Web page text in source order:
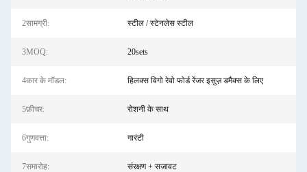
2सामग्री: स्टील / स्टेनलेस स्टील
3MOQ: 20sets
4कार के मॉडल: हिलक्स विगो रेवो फोर्ड रेंजर इसुज़ डमैक्स के लिए
5फ़ीचर: रोशनी के साथ
6गुणवत्ता: गारंटी
7समारोह: संरक्षण + सजावट